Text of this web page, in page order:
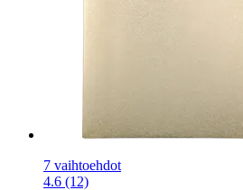
7 vaihtoehdot
4.6 (12)